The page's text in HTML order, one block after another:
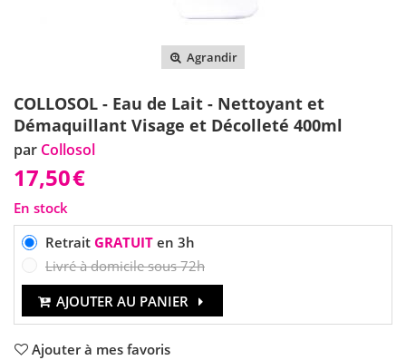
Agrandir
COLLOSOL - Eau de Lait - Nettoyant et
Démaquillant Visage et Décolleté 400ml
par Collosol
17,50€
En stock
Retrait GRATUITen 3h
Livré à domicile sous 72h
AJOUTER AU PANIER
Ajouter à mes favoris